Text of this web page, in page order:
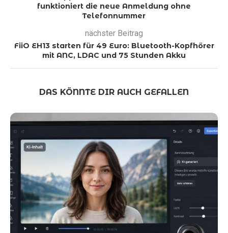
funktioniert die neue Anmeldung ohne
Telefonnummer
nächster Beitrag
FiiO EH13 starten für 49 Euro: Bluetooth-Kopfhörer
mit ANC, LDAC und 75 Stunden Akku
DAS KÖNNTE DIR AUCH GEFALLEN